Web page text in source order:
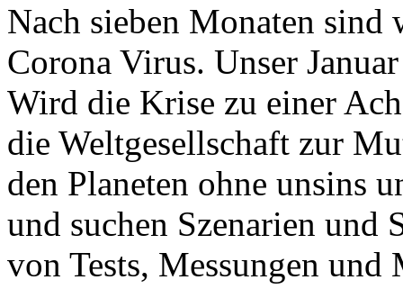
Nach sieben Monaten
Corona Virus. Unser
Wird die Krise zu einer
die Weltgesellschaft zur
den Planeten ohne unsins
und suchen Szenarien und
von Tests, Messungen und